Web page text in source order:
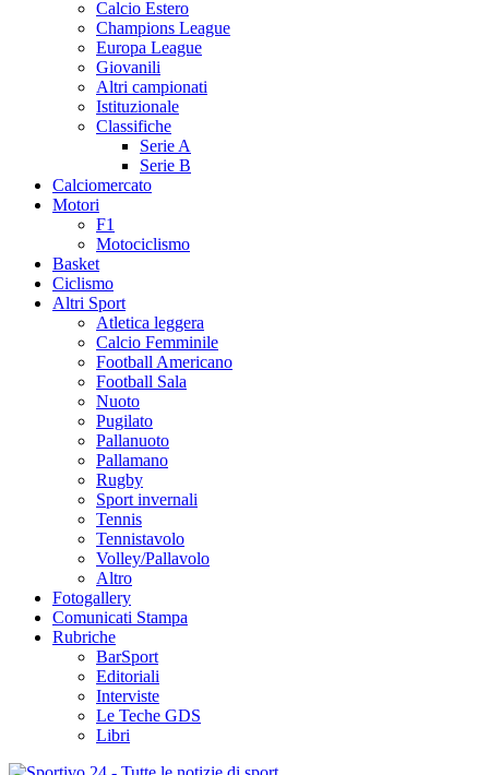
Calcio Estero
Champions League
Europa League
Giovanili
Altri campionati
Istituzionale
Classifiche
Serie A
Serie B
Calciomercato
Motori
F1
Motociclismo
Basket
Ciclismo
Altri Sport
Atletica leggera
Calcio Femminile
Football Americano
Football Sala
Nuoto
Pugilato
Pallanuoto
Pallamano
Rugby
Sport invernali
Tennis
Tennistavolo
Volley/Pallavolo
Altro
Fotogallery
Comunicati Stampa
Rubriche
BarSport
Editoriali
Interviste
Le Teche GDS
Libri